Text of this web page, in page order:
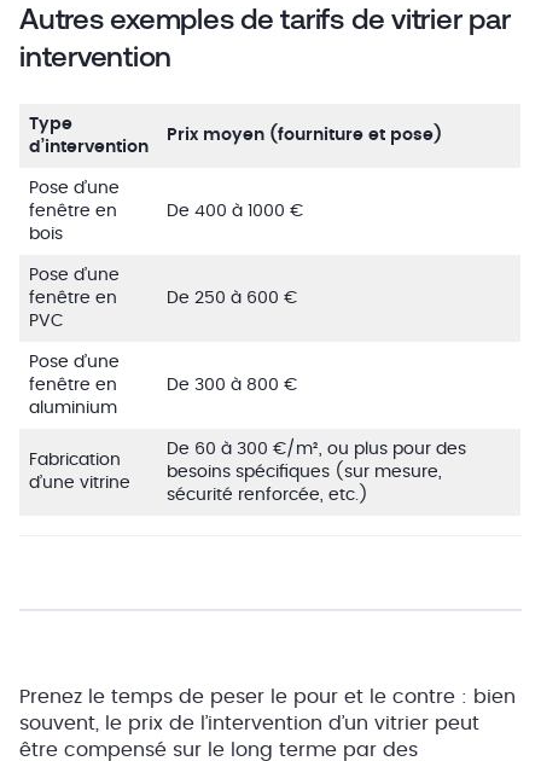
Autres exemples de tarifs de vitrier par
intervention
Type
d’intervention
Prix moyen (fourniture et pose)
Pose d’une
fenêtre en
bois
De 400 à 1000 €
Pose d’une
fenêtre en
PVC
De 250 à 600 €
Pose d’une
fenêtre en
aluminium
De 300 à 800 €
Fabrication
d’une vitrine
De 60 à 300 €/m², ou plus pour des
besoins spécifiques (sur mesure,
sécurité renforcée, etc.)
Prenez le temps de peser le pour et le contre : bien
souvent, le prix de l’intervention d’un vitrier peut
être compensé sur le long terme par des